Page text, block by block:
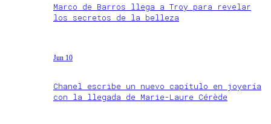
Marco de Barros llega a Troy para revelar
los secretos de la belleza
Jun 10
Chanel escribe un nuevo capítulo en joyería
con la llegada de Marie-Laure Cérède